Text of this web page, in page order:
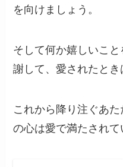
を向けましょう。
そして何か嬉しいこ
謝して、愛されたとき
これから降り注ぐあ
の心は愛で満たされて